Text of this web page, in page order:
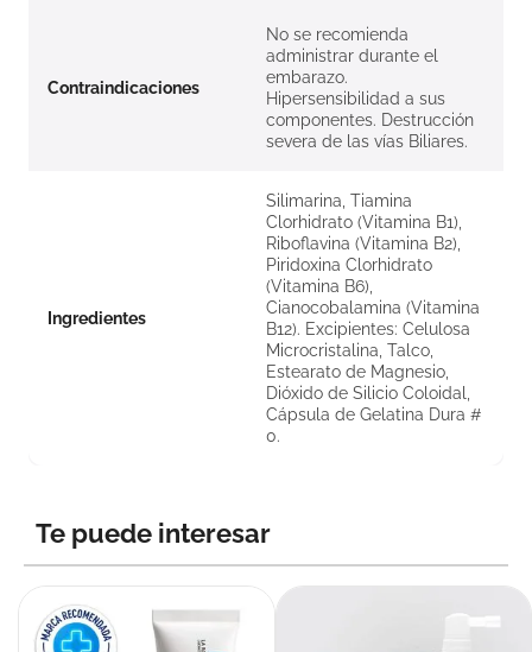
Contraindicaciones
No se recomienda
administrar durante el
embarazo.
Hipersensibilidad a sus
componentes. Destrucción
severa de las vías Biliares.
Ingredientes
Silimarina, Tiamina
Clorhidrato (Vitamina B1),
Riboflavina (Vitamina B2),
Piridoxina Clorhidrato
(Vitamina B6),
Cianocobalamina (Vitamina
B12). Excipientes: Celulosa
Microcristalina, Talco,
Estearato de Magnesio,
Dióxido de Silicio Coloidal,
Cápsula de Gelatina Dura #
0.
Te puede interesar